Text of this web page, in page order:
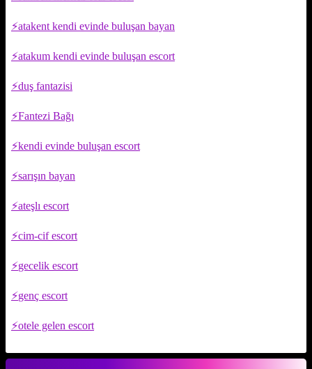
atakent kendi evinde buluşan bayan
atakum kendi evinde buluşan escort
duş fantazisi
Fantezi Bağı
kendi evinde buluşan escort
sarışın bayan
ateşlı escort
cim-cif escort
gecelik escort
genç escort
otele gelen escort